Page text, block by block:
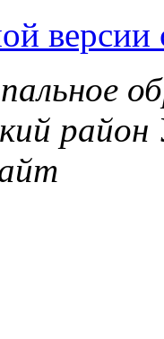
версии
район